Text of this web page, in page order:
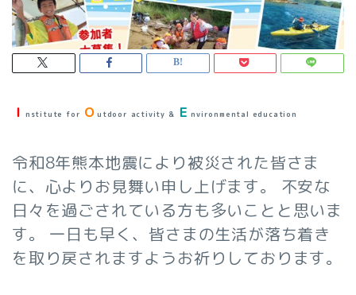
Ｉ nstitute for Ｏutdoor activity & Ｅnvironmental education
令和8年熊本地震により被災された皆さま
に、心よりお見舞い申し上げます。 不安な
日々を過ごされている方も多いことと思いま
す。 一日も早く、皆さまの生活が落ち着き
を取り戻されますようお祈りしております。